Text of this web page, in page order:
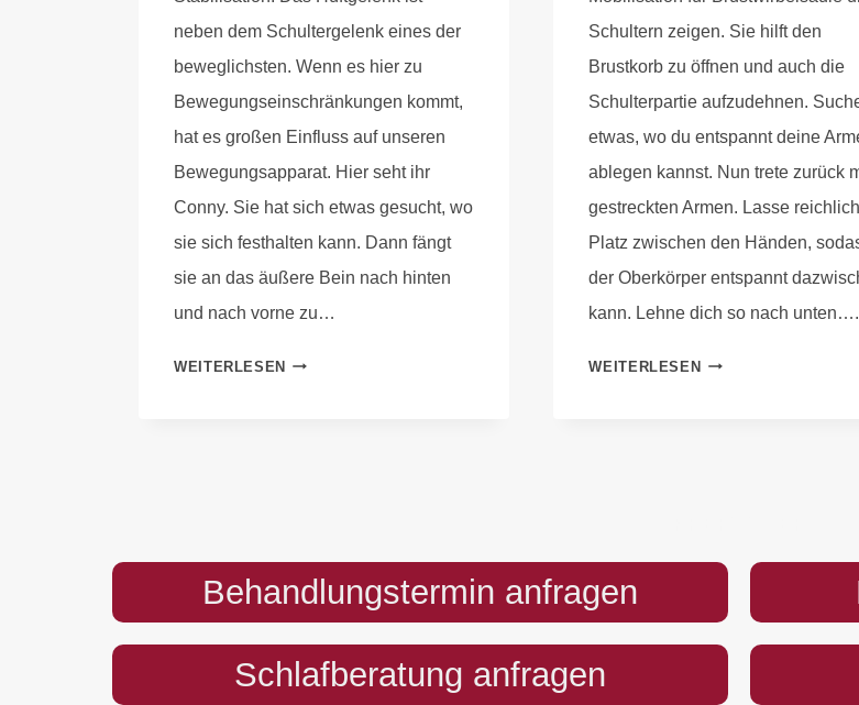
neben dem Schultergelenk eines der
beweglichsten. Wenn es hier zu
Bewegungseinschränkungen kommt,
hat es großen Einfluss auf unseren
Bewegungsapparat. Hier seht ihr
Conny. Sie hat sich etwas gesucht, wo
sie sich festhalten kann. Dann fängt
sie an das äußere Bein nach hinten
und nach vorne zu…
WEITERLESEN
Schultern zeigen. Sie hilft den
Brustkorb zu öffnen und auch die
Schulterpartie aufzudehnen.
etwas, wo du entspannt deine
ablegen kannst. Nun trete zurück
gestreckten Armen. Lasse reichlich
Platz zwischen den Händen,
der Oberkörper entspannt
kann. Lehne dich so nach unten….
WEITERLESEN
Behandlungstermin anfragen
Schlafberatung anfragen